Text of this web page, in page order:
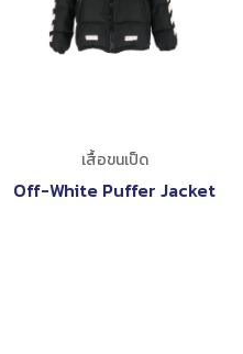
เสื้อขนเป็ด
Off-White Puffer Jacket